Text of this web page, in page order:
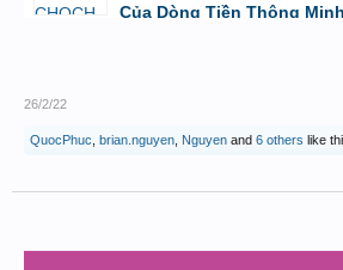
Của Dòng Tiền Thông Minh
26/2/22
QuocPhuc brian.nguyen Nguyen and 6 others like